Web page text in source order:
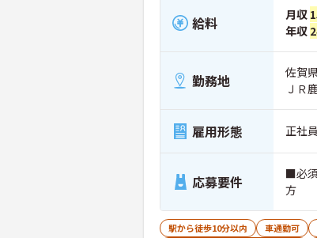
給料 月収
年収
勤務地
佐賀
ＪＲ
雇用形態 正社
応募要件
■必
方
駅から徒歩10分以内 車通勤可